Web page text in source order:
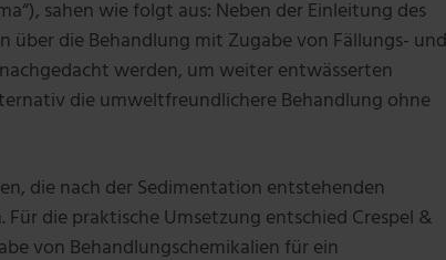
sahen wie folgt aus: Neben der Einleitung des
über die Behandlung mit Zugabe von Fällungs- und
werden, um weiter entwässerten
die umweltfreundlichere Behandlung ohne
die nach der Sedimentation entstehenden
die praktische Umsetzung entschied Crespel &
von Behandlungschemikalien für ein